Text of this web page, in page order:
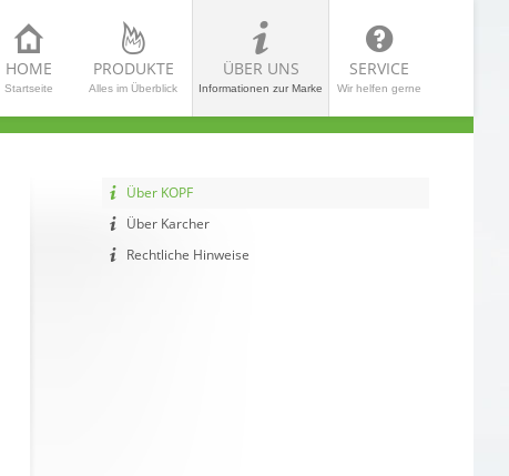
HOME
Startseite
PRODUKTE
Alles im Überblick
ÜBER UNS
Informationen zur Marke
SERVICE
Wir helfen gerne
Über KOPF
Über Karcher
Rechtliche Hinweise